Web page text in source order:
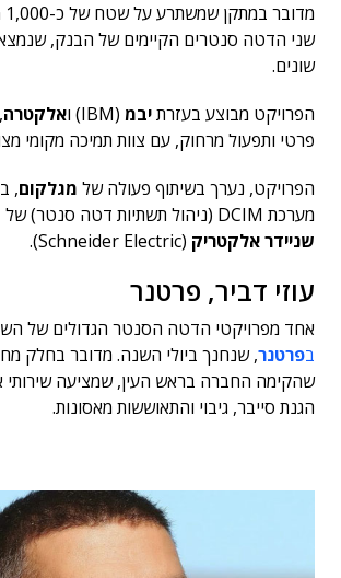
שני הדטה סנטרים הקיימים של הבנק,
שונים.
הפרויקט מבוצע בעזרתיבמ (IBM) ו אלקטרה
פרטי ותפעול מרחוק, עם צוות תמיכה מקומי
הפרויקט, נערך בשיתוף פעולה של מגלקום,
מערכת DCIM (ניהול תשתיות דטה סנטר) של
שניידר אלקטריק (Schneider Electric).
עוזי דביר, פרטנר
אחד מפרויקטי הדטה הסנטר הגדולים של
בפרטנר, שנחנך ביולי השנה. מדובר בחלק
שהקימה החברה בראש העין, שמציעה שירותי
הגנת סייבר, גיבוי והתאוששות מאסונות.